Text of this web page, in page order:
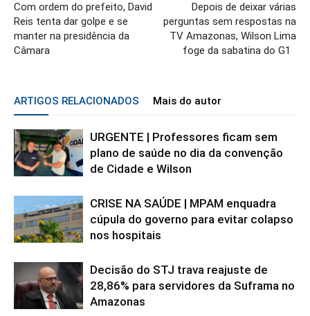
Com ordem do prefeito, David
Reis tenta dar golpe e se
manter na presidência da
Câmara
Depois de deixar várias
perguntas sem respostas na
TV Amazonas, Wilson Lima
foge da sabatina do G1
ARTIGOS RELACIONADOS Mais do autor
URGENTE | Professores ficam sem
plano de saúde no dia da convenção
de Cidade e Wilson
CRISE NA SAÚDE | MPAM enquadra
cúpula do governo para evitar colapso
nos hospitais
Decisão do STJ trava reajuste de
28,86% para servidores da Suframa no
Amazonas